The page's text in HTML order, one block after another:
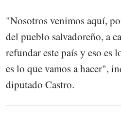
"Nosotros venimos aquí,
del pueblo salvadoreño, a
refundar este país y eso es
es lo que vamos a hacer",
diputado Castro.